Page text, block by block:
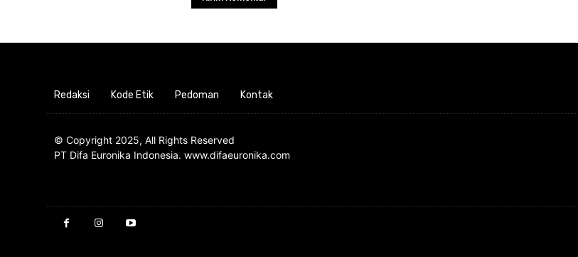
Redaksi Kode Etik Pedoman Kontak
© Copyright 2025, All Rights Reserved
PT Difa Euronika Indonesia. www.difaeuronika.com